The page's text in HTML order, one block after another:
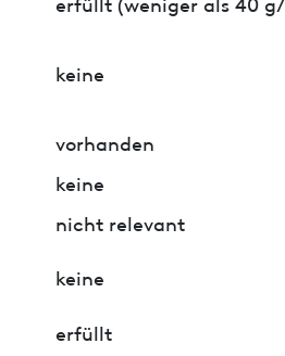
keine
vorhanden
keine
nicht relevant
keine
erfüllt